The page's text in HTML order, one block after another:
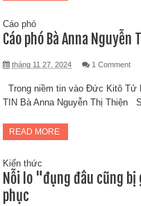
Cáo phó
Cáo phó Bà Anna Nguyễn
tháng 11 27, 2024 1 Comment
Trong niềm tin vào Đức Kitô
TIN Bà Anna Nguyễn Thị Thiện
READ MORE
Kiến thức
Nỗi lo "đụng đâu cũng
phục